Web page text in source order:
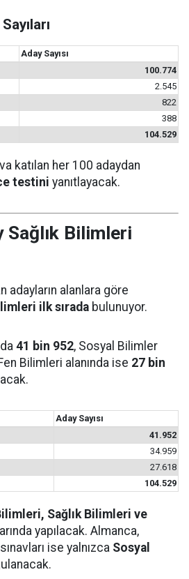
Aday Sayısı
100.774
2.545
822
388
104.529
katılan her 100 adaydan
testini yanıtlayacak.
Sağlık Bilimleri
adayların alanlara göre
ilk sırada bulunuyor.
41 bin 952, Sosyal Bilimler
Bilimleri alanında ise 27 bin
Aday Sayısı
41.952
34.959
27.618
104.529
Sağlık Bilimleri ve
yapılacak. Almanca,
ise yalnızca Sosyal